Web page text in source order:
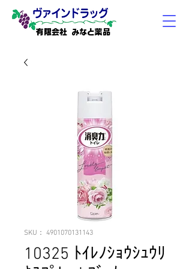
有限会社 みなと薬品
SKU： 4901070131143
10325 ﾄｲﾚﾉｼｮｳｼｭｳﾘ